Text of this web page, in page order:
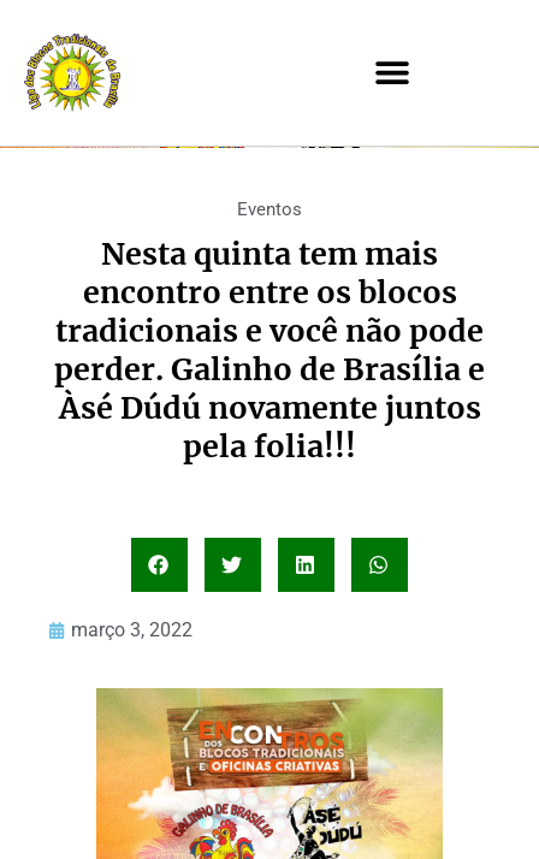
Eventos
Nesta quinta tem mais
encontro entre os blocos
tradicionais e você não pode
perder. Galinho de Brasília e
Àsé Dúdú novamente juntos
pela folia!!!
março 3, 2022